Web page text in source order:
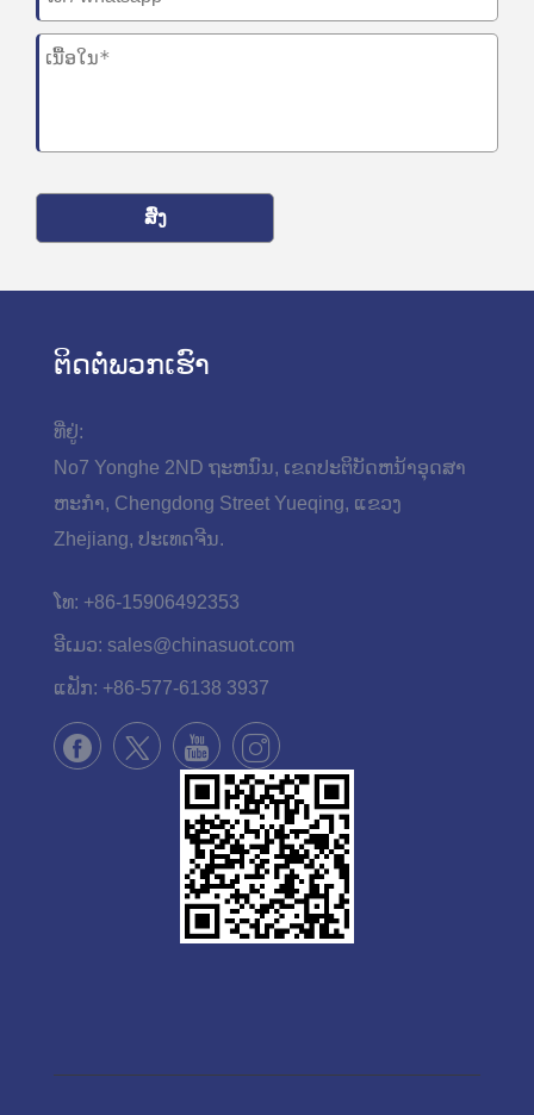
ສົ່ງ
ຕິດ​ຕໍ່​ພວກ​ເຮົາ
ທີ່ຢູ່:
No7 Yonghe 2ND ຖະ​ຫນົນ​, ເຂດ​ປະ​ຕິ​ບັດ​ຫນ້າ​ອຸດ​ສາ​
ຫະ​ກໍາ​, Chengdong Street Yueqing​, ແຂວງ
Zhejiang​, ປະ​ເທດ​ຈີນ​.
ໂທ: +86-15906492353
ອີເມວ: sales@chinasuot.com
ແຟັກ: +86-577-6138 3937